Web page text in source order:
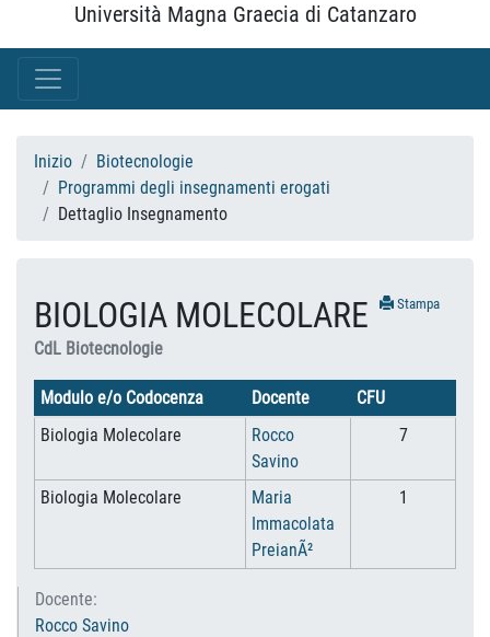
Università Magna Graecia di Catanzaro
Inizio
Biotecnologie
Programmi degli insegnamenti erogati
Dettaglio Insegnamento
Stampa
BIOLOGIA MOLECOLARE
CdL Biotecnologie
Modulo e/o Codocenza Docente
CFU
Biologia Molecolare
Rocco
Savino
7
Biologia Molecolare
Maria
Immacolata
PreianÃ²
1
Docente:
Rocco Savino